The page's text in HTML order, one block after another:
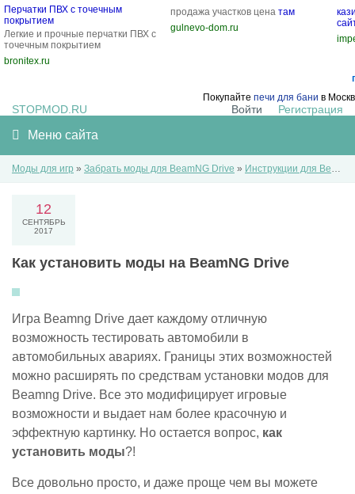
Перчатки ПВХ с точечным
покрытием
Легкие и прочные перчатки ПВХ с
точечным покрытием
bronitex.ru
продажа участков цена там
gulnevo-dom.ru
Покупайте печи для бани в
STOPMOD.RU Войти Регистрация
Меню сайта
Моды для игр » Забрать моды для BeamNG Drive » Инструкции для BeamNG Drive
12
СЕНТЯБРЬ
2017
Как установить моды на BeamNG Drive
Игра Beamng Drive дает каждому отличную
возможность тестировать автомобили в
автомобильных авариях. Границы этих возможностей
можно расширять по средствам установки модов для
Beamng Drive. Все это модифицирует игровые
возможности и выдает нам более красочную и
эффектную картинку. Но остается вопрос, как
установить моды?!
Все довольно просто, и даже проще чем вы можете